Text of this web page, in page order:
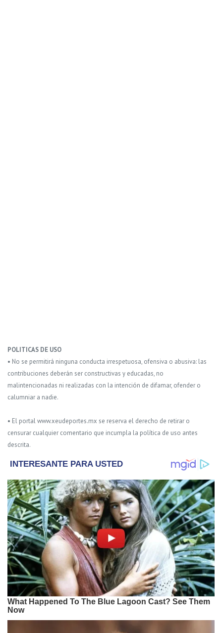
POLITICAS DE USO
• No se permitirá ninguna conducta irrespetuosa, ofensiva o abusiva: las
contribuciones deberán ser constructivas y educadas, no
malintencionadas ni realizadas con la intención de difamar, ofender o
calumniar a nadie.
• El portal www.xeudeportes.mx se reserva el derecho de retirar o
censurar cualquier comentario que incumpla la política de uso antes
descrita.